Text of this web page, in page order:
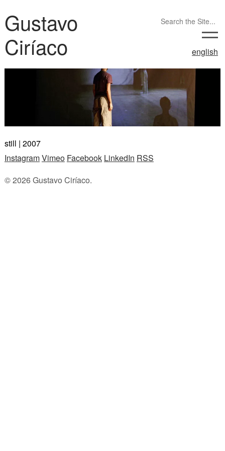
Gustavo
Ciríaco
english
still | 2007
InstagramVimeo Facebook LinkedIn RSS
© 2026 Gustavo Ciríaco.